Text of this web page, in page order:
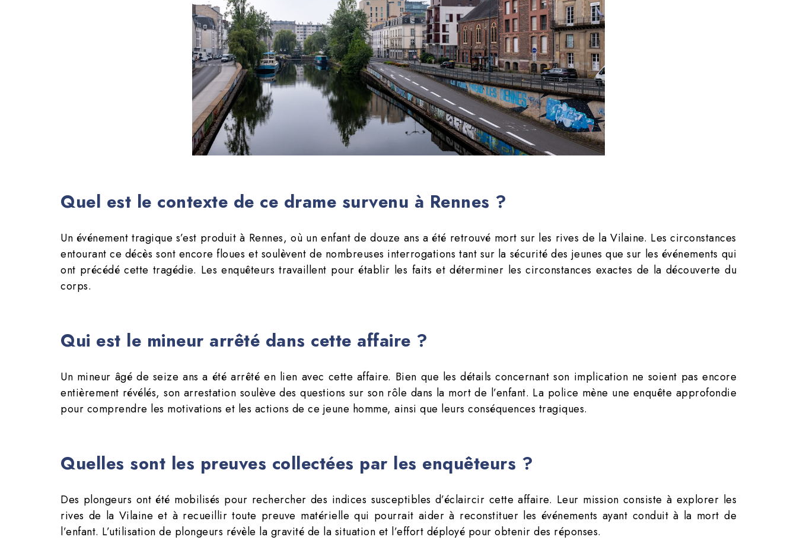
Quel est le contexte de ce drame survenu à Rennes ?
Un événement tragique s’est produit à Rennes, où un enfant de douze ans a été retrouvé mort sur les rives de la Vilaine. Les circonstances
entourant ce décès sont encore floues et soulèvent de nombreuses interrogations tant sur la sécurité des jeunes que sur les événements qui
ont précédé cette tragédie. Les enquêteurs travaillent pour établir les faits et déterminer les circonstances exactes de la découverte du
corps.
Qui est le mineur arrêté dans cette affaire ?
Un mineur âgé de seize ans a été arrêté en lien avec cette affaire. Bien que les détails concernant son implication ne soient pas encore
entièrement révélés, son arrestation soulève des questions sur son rôle dans la mort de l’enfant. La police mène une enquête approfondie
pour comprendre les motivations et les actions de ce jeune homme, ainsi que leurs conséquences tragiques.
Quelles sont les preuves collectées par les enquêteurs ?
Des plongeurs ont été mobilisés pour rechercher des indices susceptibles d’éclaircir cette affaire. Leur mission consiste à explorer les
rives de la Vilaine et à recueillir toute preuve matérielle qui pourrait aider à reconstituer les événements ayant conduit à la mort de
l’enfant. L’utilisation de plongeurs révèle la gravité de la situation et l’effort déployé pour obtenir des réponses.